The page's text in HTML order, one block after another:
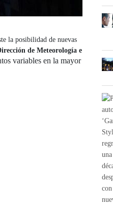
la posibilidad de nuevas
de Meteorología e
variables en la mayor